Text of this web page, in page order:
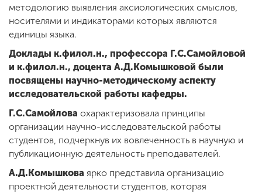
методологию выявления аксиологических смыслов,
носителями и индикаторами которых являются
единицы языка.
Доклады к.филол.н., профессора Г.С.Самойловой
и к.филол.н., доцента А.Д.Комышковой были
посвящены научно-методическому аспекту
исследовательской работы кафедры.
Г.С.Самойлова охарактеризовала принципы
организации научно-исследовательской работы
студентов, подчеркнув их вовлеченность в научную и
публикационную деятельность преподавателей.
А.Д.Комышкова ярко представила организацию
проектной деятельности студентов, которая